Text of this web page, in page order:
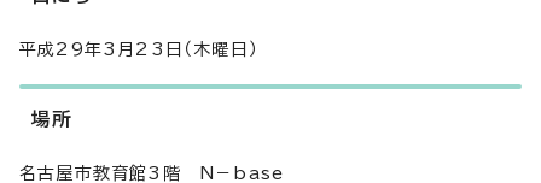
平成29年3月23日（木曜日）
場所
名古屋市教育館3階 N－base